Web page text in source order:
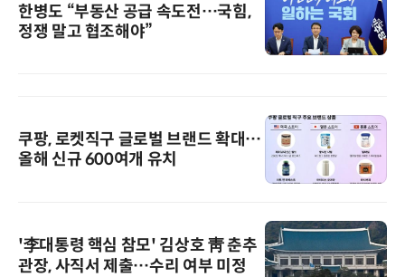
한병도 “부동산 공급 속도전…국힘,
정쟁 말고 협조해야”
쿠팡, 로켓직구 글로벌 브랜드 확대…
올해 신규 600여개 유치
'李대통령 핵심 참모' 김상호 靑 춘추
관장, 사직서 제출…수리 여부 미정